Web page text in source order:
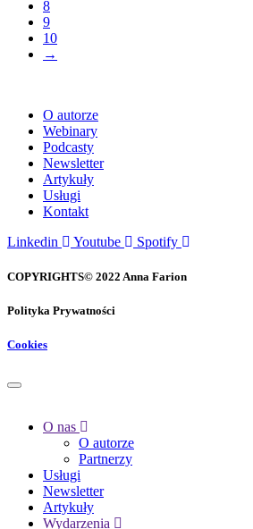
8
9
10
→
O autorze
Webinary
Podcasty
Newsletter
Artykuły
Usługi
Kontakt
Linkedin
Youtube Spotify
COPYRIGHTS© 2022 Anna Farion
Polityka Prywatności
Cookies
O nas
O autorze
Partnerzy
Usługi
Newsletter
Artykuły
Wydarzenia